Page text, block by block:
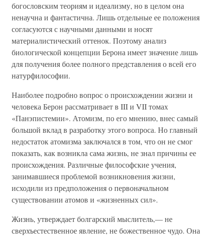
богословским теориям и идеализму, но в целом она
ненаучна и фантастична. Лишь отдельные ее положения
согласуются с научными данными и носят
материалистический оттенок. Поэтому анализ
биологической концепции Берона имеет значение лишь
для получения более полного представления о всей его
натурфилософии.
Наиболее подробно вопрос о происхождении жизни и
человека Берон рассматривает в III и VII томах
«Панэпистемии». Атомизм, по его мнению, внес самый
большой вклад в разработку этого вопроса. Но главный
недостаток атомизма заключался в том, что он не смог
показать, как возникла сама жизнь, не знал причины ее
происхождения. Различные философские учения,
занимавшиеся проблемой возникновения жизни,
исходили из предположения о первоначальном
существовании атомов и «жизненных сил».
Жизнь, утверждает болгарский мыслитель,— не
сверхъестественное явление, не божественное чудо. Она